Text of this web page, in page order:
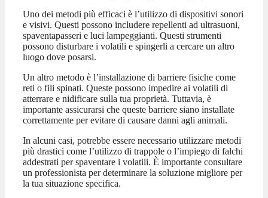
Uno dei metodi più efficaci è l’utilizzo di dispositivi sonori
e visivi. Questi possono includere repellenti ad ultrasuoni,
spaventapasseri e luci lampeggianti. Questi strumenti
possono disturbare i volatili e spingerli a cercare un altro
luogo dove posarsi.
Un altro metodo è l’installazione di barriere fisiche come
reti o fili spinati. Queste possono impedire ai volatili di
atterrare e nidificare sulla tua proprietà. Tuttavia, è
importante assicurarsi che queste barriere siano installate
correttamente per evitare di causare danni agli animali.
In alcuni casi, potrebbe essere necessario utilizzare metodi
più drastici come l’utilizzo di trappole o l’impiego di falchi
addestrati per spaventare i volatili. È importante consultare
un professionista per determinare la soluzione migliore per
la tua situazione specifica.